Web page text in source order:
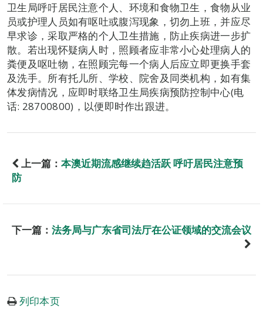
卫生局呼吁居民注意个人、环境和食物卫生，食物从业
员或护理人员如有呕吐或腹泻现象，切勿上班，并应尽
早求诊，采取严格的个人卫生措施，防止疾病进一步扩
散。若出现怀疑病人时，照顾者应非常小心处理病人的
粪便及呕吐物，在照顾完每一个病人后应立即更换手套
及洗手。所有托儿所、学校、院舍及同类机构，如有集
体发病情况，应即时联络卫生局疾病预防控制中心(电
话: 28700800)，以便即时作出跟进。
上一篇： 本澳近期流感继续趋活跃 呼吁居民注意预
防
下一篇： 法务局与广东省司法厅在公证领域的交流会议
列印本页